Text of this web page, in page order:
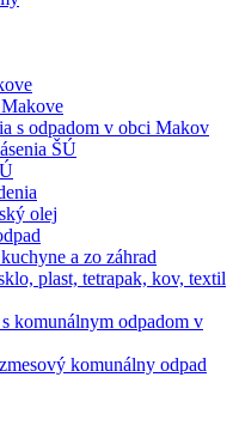
s odpadom v obci Makov
ŠÚ
olej
a zo záhrad
plast, tetrapak, kov, textil
komunálnym odpadom v
komunálny odpad